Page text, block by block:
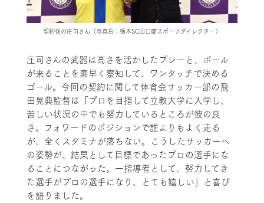
契約後の庄司さん（写真右：栃木SC山口慶スポーツダイレクター）
庄司さんの武器は高さを活かしたプレーと、ボール
が来ることを素早く察知して、ワンタッチで決める
ゴール。今回の契約に関して体育会サッカー部の飛
田晃典監督は「プロを目指して立教大学に入学し、
苦しい状況の中でも努力しているところが彼の良
さ。フォワードのポジションで誰よりもよく走る
が、全くスタミナが落ちない。こうしたサッカーへ
の姿勢が、結果として目標であったプロの選手にな
ることにつながった。一指導者として、努力してき
た選手がプロの選手になり、とても嬉しい」と喜び
を語りました。